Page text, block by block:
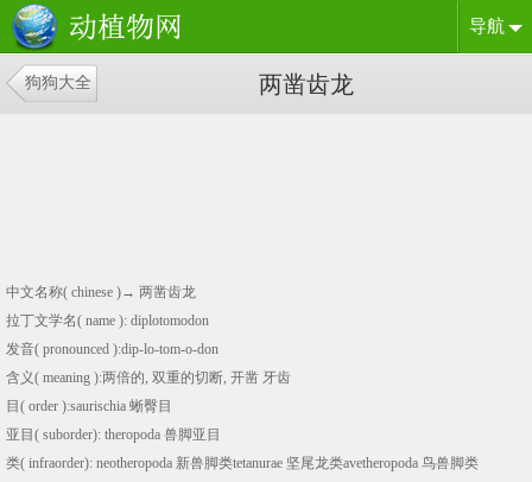
导航
狗狗大全 两凿齿龙
中文名称( chinese )→ 两凿齿龙
拉丁文学名( name ): diplotomodon
发音( pronounced ):dip-lo-tom-o-don
含义( meaning ):两倍的, 双重的切断, 开凿 牙齿
目( order ):saurischia 蜥臀目
亚目( suborder): theropoda 兽脚亚目
类( infraorder): neotheropoda 新兽脚类tetanurae 坚尾龙类avetheropoda 鸟兽脚类